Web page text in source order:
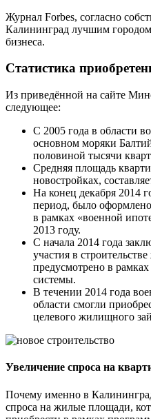
Журнал Forbes, согласно
Калининград лучшим
бизнеса.
Статистика
Из приведённой на сайте
следующее:
С 2005 года в области
основном моряки
половиной тысячи
Средняя площадь
новостройках,
На конец декабря 2014
период, было
в рамках «военной
2013 году.
С начала 2014 года
участия в
предусмотрено в
системы.
В течении 2014 года
области смогли
целевого жилищного
Увеличение спроса на
Почему именно в
спроса на жилые площади,